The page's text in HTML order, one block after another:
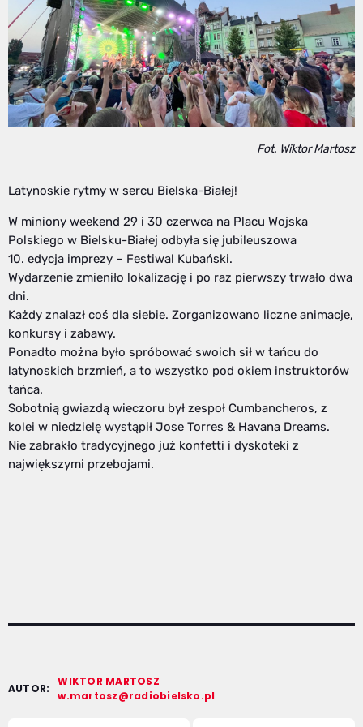
Fot. Wiktor Martosz
Latynoskie rytmy w sercu Bielska-Białej!
W miniony weekend 29 i 30 czerwca na Placu Wojska
Polskiego w Bielsku-Białej odbyła się jubileuszowa
10. edycja imprezy – Festiwal Kubański.
Wydarzenie zmieniło lokalizację i po raz pierwszy trwało dwa
dni.
Każdy znalazł coś dla siebie. Zorganizowano liczne animacje,
konkursy i zabawy.
Ponadto można było spróbować swoich sił w tańcu do
latynoskich brzmień, a to wszystko pod okiem instruktorów
tańca.
Sobotnią gwiazdą wieczoru był zespoł Cumbancheros, z
kolei w niedzielę wystąpił Jose Torres & Havana Dreams.
Nie zabrakło tradycyjnego już konfetti i dyskoteki z
największymi przebojami.
AUTOR:
WIKTOR MARTOSZ
w.martosz@radiobielsko.pl